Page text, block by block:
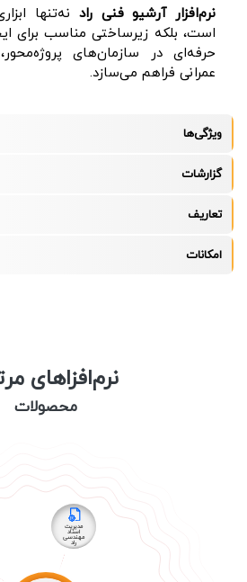
نرم‌افزار آرشیو فنی راد نه‌تنها
است، بلکه زیرساختی مناسب برای
حرفه‌ای در سازمان‌های
عمرانی فراهم می‌سازد.
ویژگی‌ها
گزارشات
تعاریف
امکانات
نرم‌افزاهای
محصولات
مدیریت
اسناد
مهندسی
راد